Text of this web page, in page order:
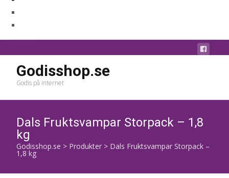
Godisshop.se
Godis på internet
Dals Fruktsvampar Storpack – 1,8
kg
Godisshop.se > Produkter > Dals Fruktsvampar Storpack –
1,8 kg